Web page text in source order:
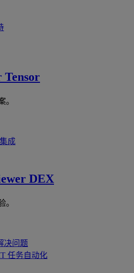
Tensor
。
成
DEX
。
决问题
任务自动化